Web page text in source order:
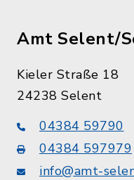
Amt Selent/
Kieler Straße 18
24238 Selent
04384 59790
04384 597979
info@amt-